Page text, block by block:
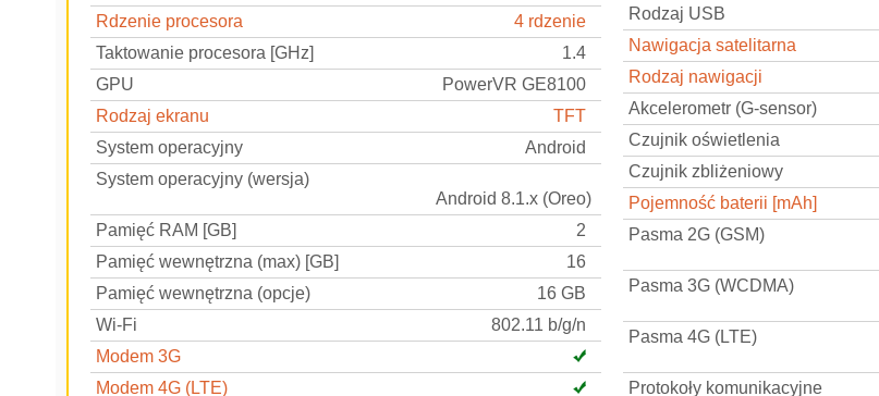
Rdzenie procesora
4 rdzenie
Taktowanie procesora [GHz]
1.4
GPU
PowerVR GE8100
Rodzaj ekranu
TFT
System operacyjny
Android
System operacyjny (wersja)
Android 8.1.x (Oreo)
Pamięć RAM [GB]
2
Pamięć wewnętrzna (max) [GB]
16
Pamięć wewnętrzna (opcje)
16 GB
Wi-Fi
802.11 b/g/n
Modem 3G
Modem 4G (LTE)
Rodzaj USB
Nawigacja satelitarna
Rodzaj nawigacji
Akcelerometr (G-sensor)
Czujnik oświetlenia
Czujnik zbliżeniowy
Pojemność baterii [mAh]
Pasma 2G (GSM)
Pasma 3G (WCDMA)
Pasma 4G (LTE)
Protokoły komunikacyjne